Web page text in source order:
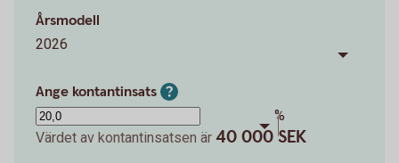
Årsmodell
2026
Ange kontantinsats
%
Värdet av kontantinsatsen är 40 000 SEK